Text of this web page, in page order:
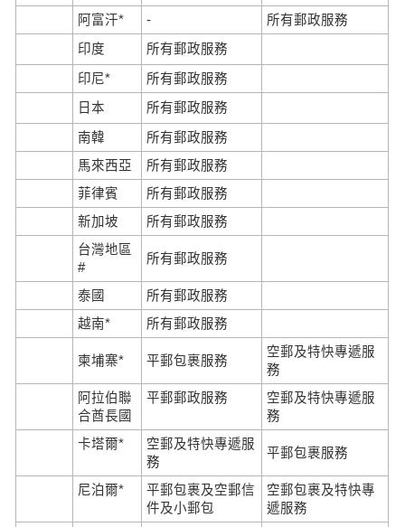
阿富汗*
-
所有郵政服務
印度
所有郵政服務
印尼*
所有郵政服務
日本
所有郵政服務
南韓
所有郵政服務
馬來西亞
所有郵政服務
菲律賓
所有郵政服務
新加坡
所有郵政服務
台灣地區
#
所有郵政服務
泰國
所有郵政服務
越南*
所有郵政服務
柬埔寨* 平郵包裹服務
空郵及特快專遞服
務
阿拉伯聯
合酋長國
平郵郵政服務
空郵及特快專遞服
務
卡塔爾*
空郵及特快專遞服
務
平郵包裹服務
尼泊爾*
平郵包裹及空郵信
件及小郵包
空郵包裹及特快專
遞服務